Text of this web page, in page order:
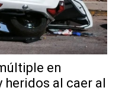
en
heridos al caer al